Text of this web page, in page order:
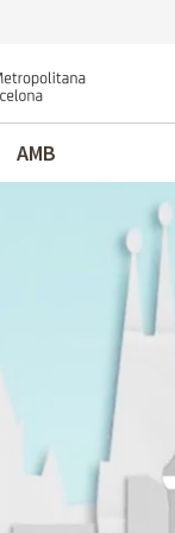
AMB